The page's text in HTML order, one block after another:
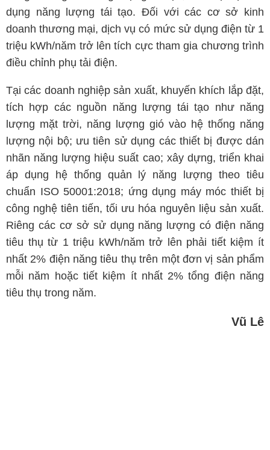
dụng năng lượng tái tạo. Đối với các cơ sở kinh
doanh thương mại, dịch vụ có mức sử dụng điện từ 1
triệu kWh/năm trở lên tích cực tham gia chương trình
điều chỉnh phụ tải điện.
Tại các doanh nghiệp sản xuất, khuyến khích lắp đặt,
tích hợp các nguồn năng lượng tái tạo như năng
lượng mặt trời, năng lượng gió vào hệ thống năng
lượng nội bộ; ưu tiên sử dụng các thiết bị được dán
nhãn năng lượng hiệu suất cao; xây dựng, triển khai
áp dụng hệ thống quản lý năng lượng theo tiêu
chuẩn ISO 50001:2018; ứng dụng máy móc thiết bị
công nghệ tiên tiến, tối ưu hóa nguyên liệu sản xuất.
Riêng các cơ sở sử dụng năng lượng có điện năng
tiêu thụ từ 1 triệu kWh/năm trở lên phải tiết kiệm ít
nhất 2% điện năng tiêu thụ trên một đơn vị sản phẩm
mỗi năm hoặc tiết kiệm ít nhất 2% tổng điện năng
tiêu thụ trong năm.
Vũ Lê